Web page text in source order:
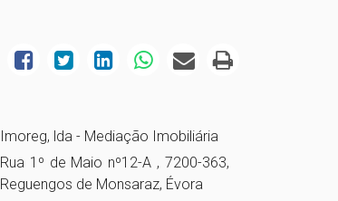
Imoreg, lda - Mediação Imobiliária
Rua 1º de Maio nº12-A , 7200-363,
Reguengos de Monsaraz, Évora